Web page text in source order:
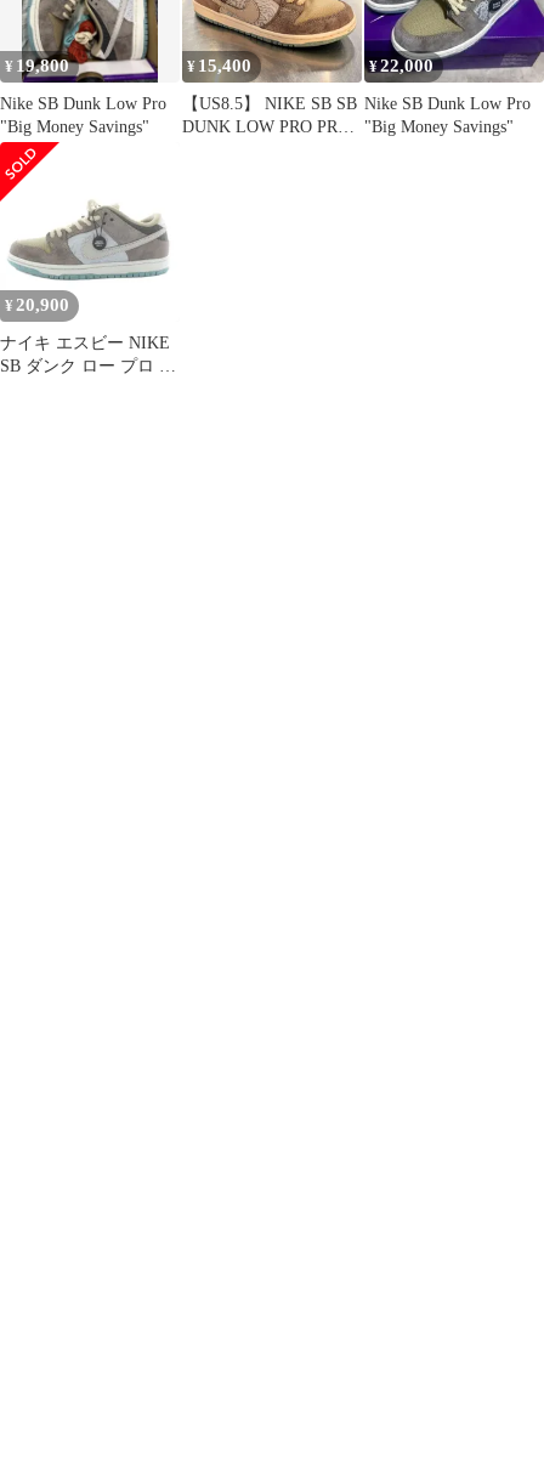
¥ 19,800
Nike SB Dunk Low Pro
"Big Money Savings"
¥ 15,400
【US8.5】 NIKE SB SB
DUNK LOW PRO PRM
¥22,000
Nike SB Dunk Low Pro
"Big Money Savings"
¥ 20,900
ナイキ エスビー NIKE
SB ダンク ロー プロ ビ